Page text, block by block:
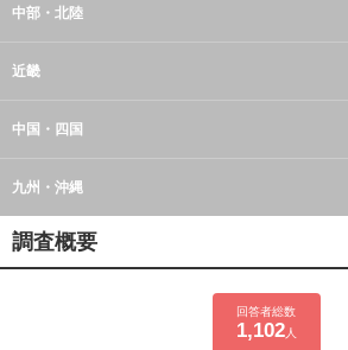
中部・北陸
近畿
中国・四国
九州・沖縄
調査概要
回答者総数
1,102人